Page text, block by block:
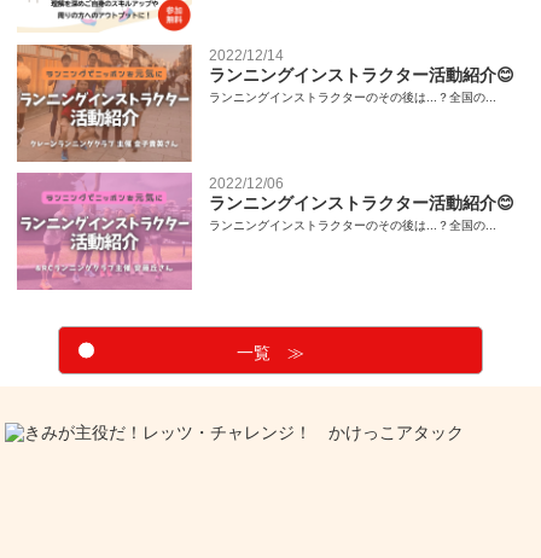
2022/12/14
ランニングインストラクター活動紹介😊
ランニングインストラクターのその後は...？全国の...
2022/12/06
ランニングインストラクター活動紹介😊
ランニングインストラクターのその後は...？全国の...
一覧 ≫